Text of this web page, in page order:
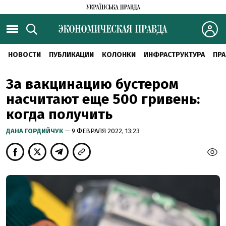
НОВОСТИ ПУБЛИКАЦИИ КОЛОНКИ ИНФРАСТРУКТУРА
За вакцинацию бустером
насчитают еще 500 гривень:
когда получить
ДАНА ГОРДИЙЧУК — 9 ФЕВРАЛЯ 2022, 13:23